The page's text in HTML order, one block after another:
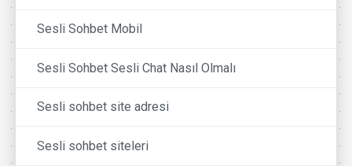
Sesli Sohbet Mobil
Sesli Sohbet Sesli Chat Nasıl Olmalı
Sesli sohbet site adresi
Sesli sohbet siteleri